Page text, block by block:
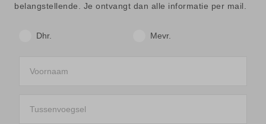
belangstellende. Je ontvangt dan alle informatie per mail.
Dhr. Mevr.
Voornaam
Tussenvoegsel